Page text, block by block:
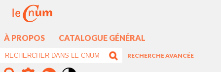
À PROPOS CATALOGUE GÉNÉRAL
RECHERCHE AVANCÉE